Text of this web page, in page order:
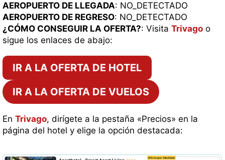
AEROPUERTO DE LLEGADA: NO_DETECTADO
AEROPUERTO DE REGRESO: NO_DETECTADO
¿CÓMO CONSEGUIR LA OFERTA?: Visita Trivago o
sigue los enlaces de abajo:
IR A LA OFERTA DE HOTEL
IR A LA OFERTA DE VUELOS
En Trivago, dirígete a la pestaña «Precios» en la
página del hotel y elige la opción destacada: